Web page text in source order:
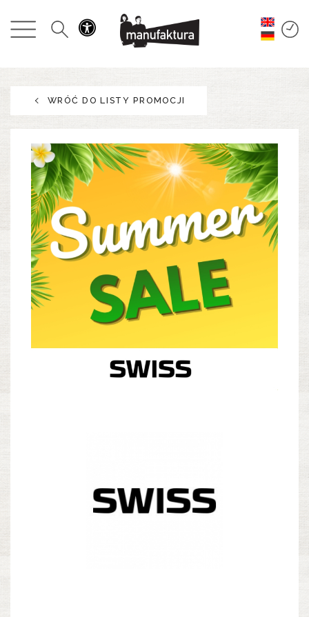
WYDARZENIA
PROMOCJE
ROZRYWKA
RESTAURACJE
PLAN
O NAS
WRÓĆ DO LISTY PROMOCJI